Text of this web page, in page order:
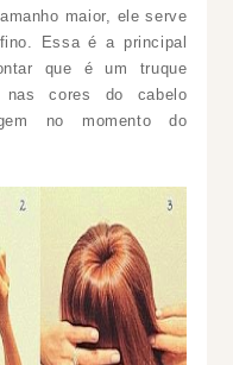
maior, ele serve
Essa é a principal
que é um truque
nas cores do cabelo
no momento do